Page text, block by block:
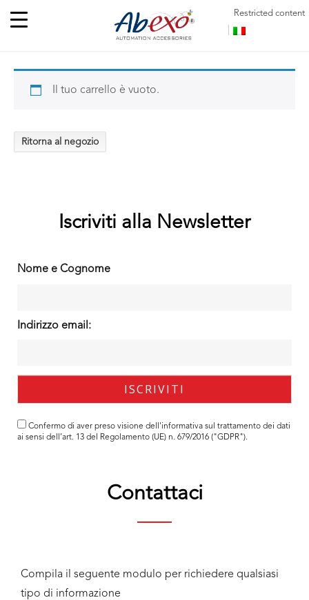
Restricted content
Il tuo carrello è vuoto.
Ritorna al negozio
Iscriviti alla Newsletter
Nome e Cognome
Indirizzo email:
Confermo di aver preso visione dell'informativa sul trattamento dei dati
ai sensi dell’art. 13 del Regolamento (UE) n. 679/2016 ("GDPR").
Contattaci
Compila il seguente modulo per richiedere qualsiasi
tipo di informazione